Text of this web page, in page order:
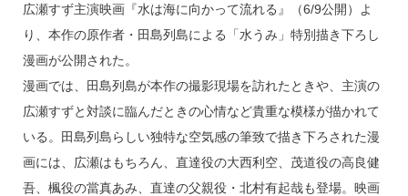
e
a
d
s
e
n
a
e
c
e
b
o
o
k
広瀬すず主演映画『水は海に向かって流れる』（6/9公開）よ
り、本作の原作者・田島列島による「水うみ」特別描き下ろし
漫画が公開された。
漫画では、田島列島が本作の撮影現場を訪れたときや、主演の
広瀬すずと対談に臨んだときの心情など貴重な模様が描かれて
いる。田島列島らしい独特な空気感の筆致で描き下ろされた漫
画には、広瀬はもちろん、直達役の大西利空、茂道役の高良健
吾、楓役の當真あみ、直達の父親役・北村有起哉も登場。映画